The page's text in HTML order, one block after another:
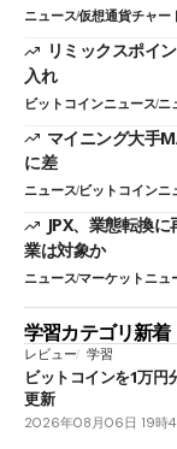
ニュース仮想通貨チャー
リミックスポイ
入れ
ビットコインニュースニ
マイニング大手
に差
ニュースビットコインニ
JPX、業態転換
業は対象か
ニュースマーケットニュ
学習カテゴリ新着
レビュー 学習
ビットコインを1万円
更新
2026年08月06日 19時